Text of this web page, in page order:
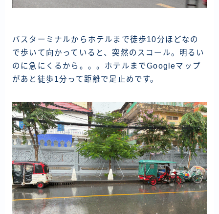
バスターミナルからホテルまで徒歩10分ほどなの
で歩いて向かっていると、突然のスコール。明るい
のに急にくるから。。。ホテルまでGoogleマップ
があと徒歩1分って距離で足止めです。